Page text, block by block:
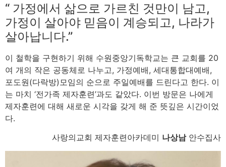
“ 가정에서 삶으로 가르친 것만이 남고,
가정이 살아야 믿음이 계승되고, 나라가
살아납니다.”
이 철학을 구현하기 위해 수원중앙기독학교는 큰 교회를 20
여 개의 작은 공동체로 나누고, 가정예배, 세대통합대예배,
포도원(다락방)모임의 순으로 주일예배를 드린다고 한다. 이
는 마치 ‘전가족 제자훈련’과도 같았다. 이번 방문은 나에게
제자훈련에 대해 새로운 시각을 갖게 해 준 뜻깊은 시간이었
다.
사랑의교회 제자훈련아카데미 나상남안수집사